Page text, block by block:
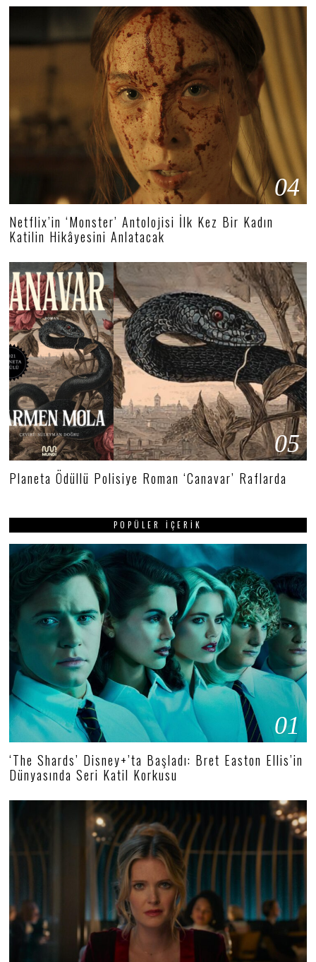
04
Netflix’in ‘Monster’ Antolojisi İlk Kez Bir Kadın
Katilin Hikâyesini Anlatacak
05
Planeta Ödüllü Polisiye Roman ‘Canavar’ Raflarda
POPÜLER İÇERIK
01
‘The Shards’ Disney+’ta Başladı: Bret Easton Ellis’in
Dünyasında Seri Katil Korkusu